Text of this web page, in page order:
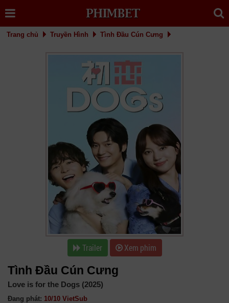
Trang chủ Truyền Hình Tình Đầu Cún Cưng
Trailer Xem phim
Tình Đầu Cún Cưng
Love is for the Dogs (2025)
Đang phát: 10/10 VietSub